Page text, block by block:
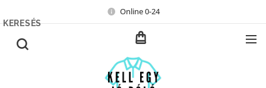
Online 0-24
KERESÉS